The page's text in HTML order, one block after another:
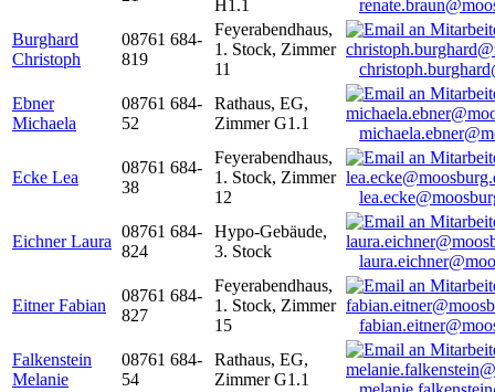
H1.1
Burghard
Christoph
08761 684-
819
Feyerabendhaus,
1. Stock, Zimmer
11
Ebner
Michaela
08761 684-
52
Rathaus, EG,
Zimmer G1.1
Ecke Lea
08761 684-
38
Feyerabendhaus,
1. Stock, Zimmer
12
Eichner Laura
08761 684-
824
Hypo-Gebäude,
3. Stock
Eitner Fabian
08761 684-
827
Feyerabendhaus,
1. Stock, Zimmer
15
Falkenstein
Melanie
08761 684-
54
Rathaus, EG,
Zimmer G1.1